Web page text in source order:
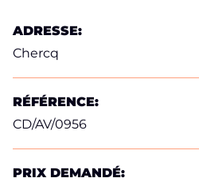
ADRESSE:
Chercq
RÉFÉRENCE:
CD/AV/0956
PRIX DEMANDÉ: